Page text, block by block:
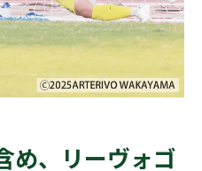
め、リーヴォゴ